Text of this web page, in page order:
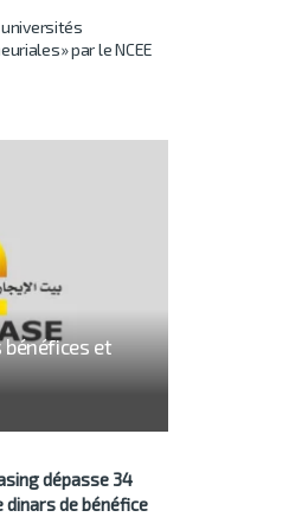
par le NCEE
bénéfices et
dépasse 34
dinars de bénéfice